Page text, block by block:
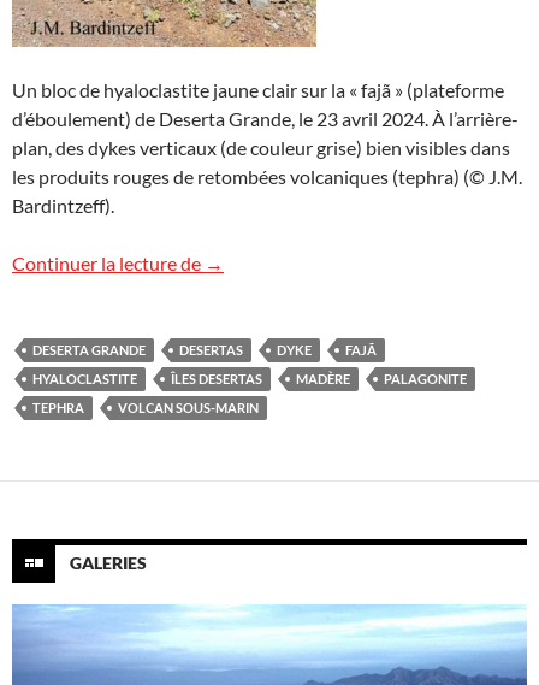
Un bloc de hyaloclastite jaune clair sur la « fajã » (plateforme
d’éboulement) de Deserta Grande, le 23 avril 2024. À l’arrière-
plan, des dykes verticaux (de couleur grise) bien visibles dans
les produits rouges de retombées volcaniques (tephra) (© J.M.
Bardintzeff).
Continuer la lecture de Hyaloclastites à Deserta Grande
→
DESERTA GRANDE DESERTAS DYKE
FAJÃ
HYALOCLASTITE
ÎLES DESERTAS MADÈRE
PALAGONITE
TEPHRA
VOLCAN SOUS-MARIN
GALERIES